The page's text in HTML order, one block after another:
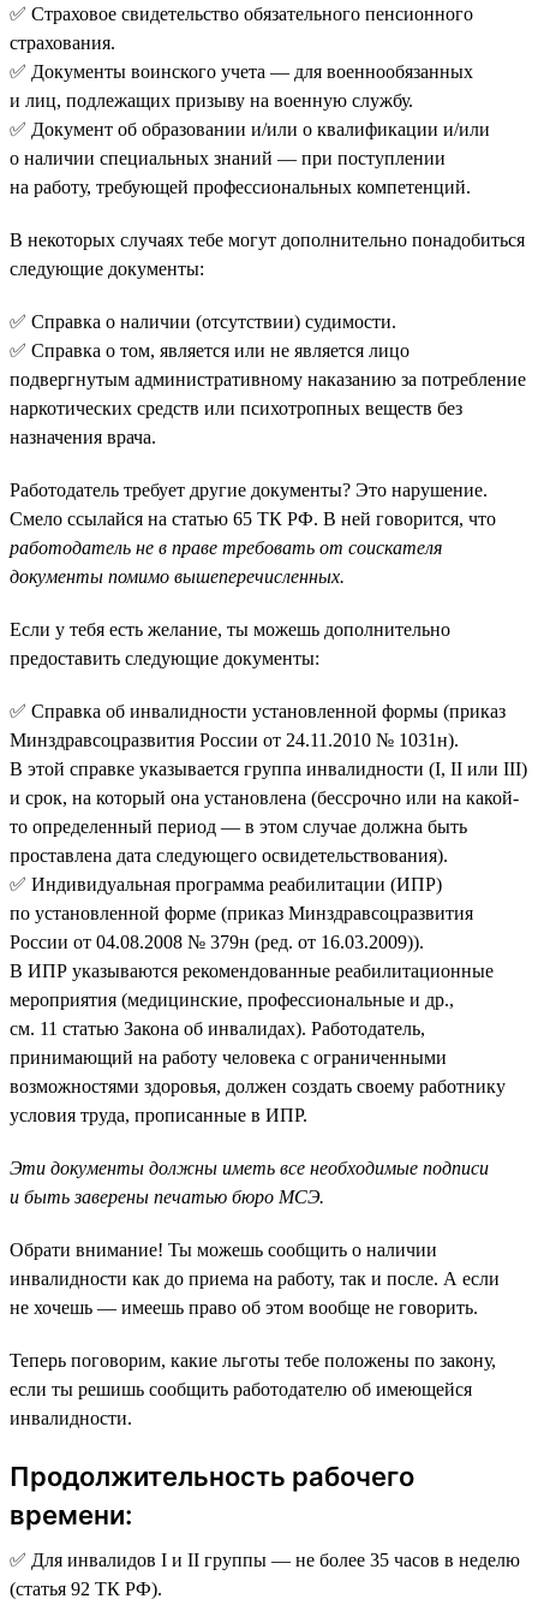
✅ Страховое свидетельство обязательного пенсионного
страхования.
✅ Документы воинского учета — для военнообязанных
и лиц, подлежащих призыву на военную службу.
✅ Документ об образовании и/или о квалификации и/или
о наличии специальных знаний — при поступлении
на работу, требующей профессиональных компетенций.
В некоторых случаях тебе могут дополнительно понадобиться
следующие документы:
✅ Справка о наличии (отсутствии) судимости.
✅ Справка о том, является или не является лицо
подвергнутым административному наказанию за потребление
наркотических средств или психотропных веществ без
назначения врача.
Работодатель требует другие документы? Это нарушение.
Смело ссылайся на статью 65 ТК РФ. В ней говорится, что
работодатель не в праве требовать от соискателя
документы помимо вышеперечисленных.
Если у тебя есть желание, ты можешь дополнительно
предоставить следующие документы:
✅ Справка об инвалидности установленной формы (приказ
Минздравсоцразвития России от 24.11.2010 № 1031н).
В этой справке указывается группа инвалидности (I, II или III)
и срок, на который она установлена (бессрочно или на какой-
то определенный период — в этом случае должна быть
проставлена дата следующего освидетельствования).
✅ Индивидуальная программа реабилитации (ИПР)
по установленной форме (приказ Минздравсоцразвития
России от 04.08.2008 № 379н (ред. от 16.03.2009)).
В ИПР указываются рекомендованные реабилитационные
мероприятия (медицинские, профессиональные и др.,
см. 11 статью Закона об инвалидах). Работодатель,
принимающий на работу человека с ограниченными
возможностями здоровья, должен создать своему работнику
условия труда, прописанные в ИПР.
Эти документы должны иметь все необходимые подписи
и быть заверены печатью бюро МСЭ.
Обрати внимание! Ты можешь сообщить о наличии
инвалидности как до приема на работу, так и после. А если
не хочешь — имеешь право об этом вообще не говорить.
Теперь поговорим, какие льготы тебе положены по закону,
если ты решишь сообщить работодателю об имеющейся
инвалидности.
Продолжительность рабочего
времени:
✅ Для инвалидов I и II группы — не более 35 часов в неделю
(статья 92 ТК РФ).